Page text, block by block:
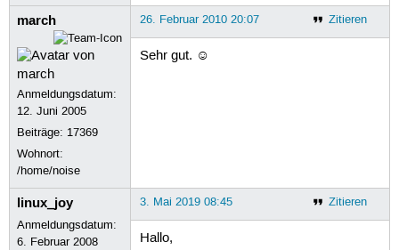
march
Anmeldungsdatum:
12. Juni 2005
Beiträge: 17369
Wohnort:
/home/noise
Zitieren
26. Februar 2010 20:07
Sehr gut. ☺
linux_joy
Anmeldungsdatum:
6. Februar 2008
Zitieren
3. Mai 2019 08:45
Hallo,